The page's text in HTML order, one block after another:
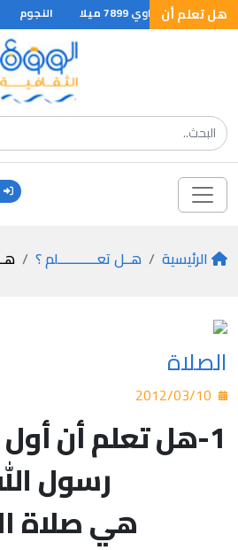
هل تعلم أن النجوم
الرئيسية هــل تعـــــــــــلم ؟
الصلاة
1-هل تعلم أن
رسول
هي صلاة